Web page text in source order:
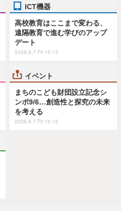
ICT機器
高校教育はここまで変わる、
遠隔教育で進む学びのアップ
デート
2026.8.7 Fri 15:15
イベント
まちのこども財団設立記念シ
ンポ9/6…創造性と探究の未来
を考える
2026.8.7 Fri 16:15